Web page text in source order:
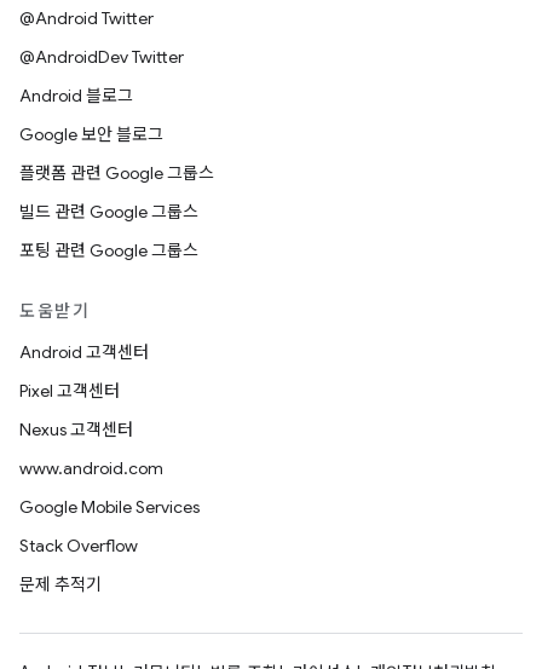
@Android Twitter
@AndroidDev Twitter
Android 블로그
Google 보안 블로그
플랫폼 관련 Google 그룹스
빌드 관련 Google 그룹스
포팅 관련 Google 그룹스
도움받기
Android 고객센터
Pixel 고객센터
Nexus 고객센터
www.android.com
Google Mobile Services
Stack Overflow
문제 추적기